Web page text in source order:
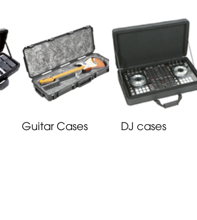
Guitar Cases DJ cases